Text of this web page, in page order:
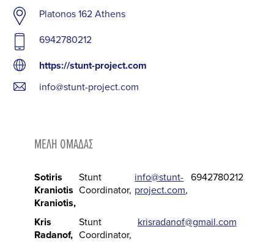
Platonos 162 Athens
6942780212
https://stunt-project.com
info@stunt-project.com
ΜΈΛΗ ΟΜΆΔΑΣ
Sotiris
Kraniotis
Kraniotis
Stunt
Coordinator
info@stunt-
project.com
6942780212
Kris
Radanof
Stunt
Coordinator
krisradanof@gmail.com